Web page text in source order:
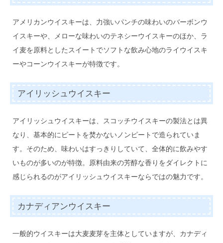
アメリカンウイスキーは、力強いパンチの味わいのバーボンウ
イスキーや、メローな味わいのテネシーウイスキーのほか、ラ
イ麦を原料としたスイートでソフトな飲み心地のライウイスキ
ーやコーンウイスキーが特徴です。
アイリッシュウイスキー
アイリッシュウイスキーは、スコッチウイスキーの製法とは異
なり、基本的にピートを焚かないノンピートで造られていま
す。そのため、味わいはすっきりしていて、全体的に飲みやす
いものが多いのが特徴。原料由来の芳醇な香りをダイレクトに
感じられるのがアイリッシュウイスキーならではの魅力です。
カナディアンウイスキー
一般的ウイスキーは大麦麦芽を主体としていますが、カナディ